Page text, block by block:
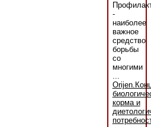
-
наиболее
важное
средство
борьбы
со
многими
...
корма и